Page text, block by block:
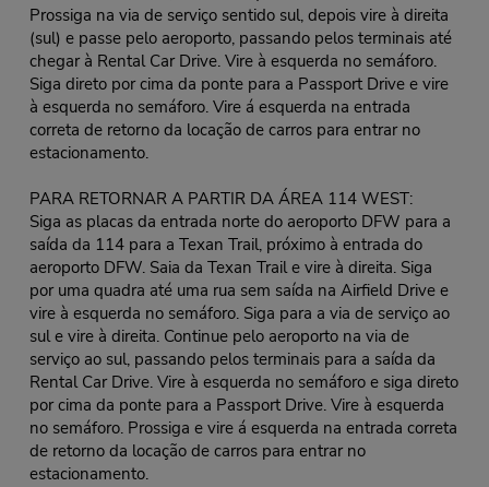
Prossiga na via de serviço sentido sul, depois vire à direita
(sul) e passe pelo aeroporto, passando pelos terminais até
chegar à Rental Car Drive. Vire à esquerda no semáforo.
Siga direto por cima da ponte para a Passport Drive e vire
à esquerda no semáforo. Vire á esquerda na entrada
correta de retorno da locação de carros para entrar no
estacionamento.
PARA RETORNAR A PARTIR DA ÁREA 114 WEST:
Siga as placas da entrada norte do aeroporto DFW para a
saída da 114 para a Texan Trail, próximo à entrada do
aeroporto DFW. Saia da Texan Trail e vire à direita. Siga
por uma quadra até uma rua sem saída na Airfield Drive e
vire à esquerda no semáforo. Siga para a via de serviço ao
sul e vire à direita. Continue pelo aeroporto na via de
serviço ao sul, passando pelos terminais para a saída da
Rental Car Drive. Vire à esquerda no semáforo e siga direto
por cima da ponte para a Passport Drive. Vire à esquerda
no semáforo. Prossiga e vire á esquerda na entrada correta
de retorno da locação de carros para entrar no
estacionamento.